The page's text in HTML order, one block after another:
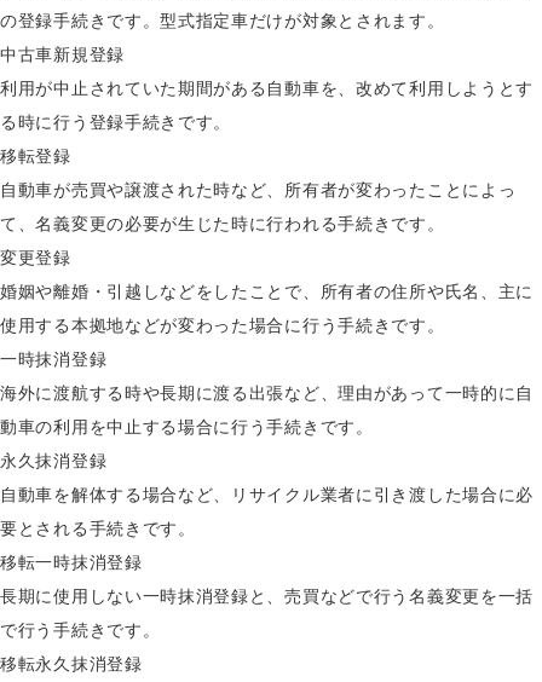
の登録手続きです。型式指定車だけが対象とされます。
中古車新規登録
利用が中止されていた期間がある自動車を、改めて利用しようとす
る時に行う登録手続きです。
移転登録
自動車が売買や譲渡された時など、所有者が変わったことによっ
て、名義変更の必要が生じた時に行われる手続きです。
変更登録
婚姻や離婚・引越しなどをしたことで、所有者の住所や氏名、主に
使用する本拠地などが変わった場合に行う手続きです。
一時抹消登録
海外に渡航する時や長期に渡る出張など、理由があって一時的に自
動車の利用を中止する場合に行う手続きです。
永久抹消登録
自動車を解体する場合など、リサイクル業者に引き渡した場合に必
要とされる手続きです。
移転一時抹消登録
長期に使用しない一時抹消登録と、売買などで行う名義変更を一括
で行う手続きです。
移転永久抹消登録